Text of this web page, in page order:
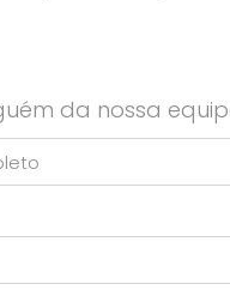
da nossa